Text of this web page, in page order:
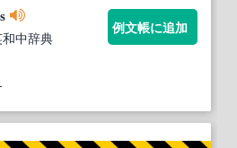
中辞典
例文帳に追加